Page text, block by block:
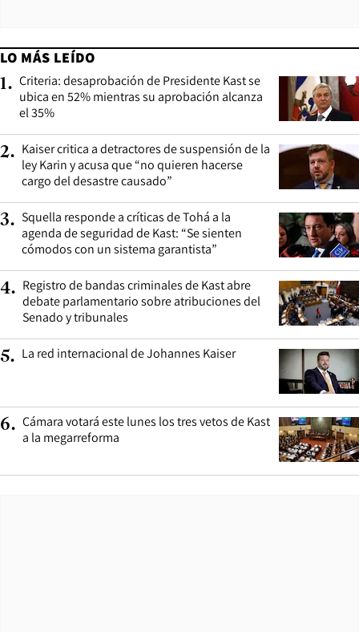
LO MÁS LEÍDO
1. Criteria: desaprobación de Presidente Kast se
ubica en 52% mientras su aprobación alcanza
el 35%
2. Kaiser critica a detractores de suspensión de la
ley Karin y acusa que “no quieren hacerse
cargo del desastre causado”
3. Squella responde a críticas de Tohá a la
agenda de seguridad de Kast: “Se sienten
cómodos con un sistema garantista”
4. Registro de bandas criminales de Kast abre
debate parlamentario sobre atribuciones del
Senado y tribunales
5. La red internacional de Johannes Kaiser
6. Cámara votará este lunes los tres vetos de Kast
a la megarreforma